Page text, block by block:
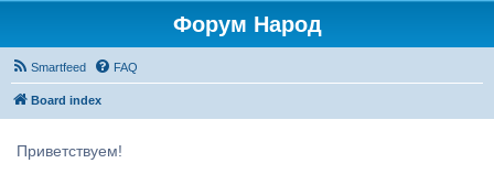
Форум Народ
Smartfeed FAQ
Board index
Приветствуем!